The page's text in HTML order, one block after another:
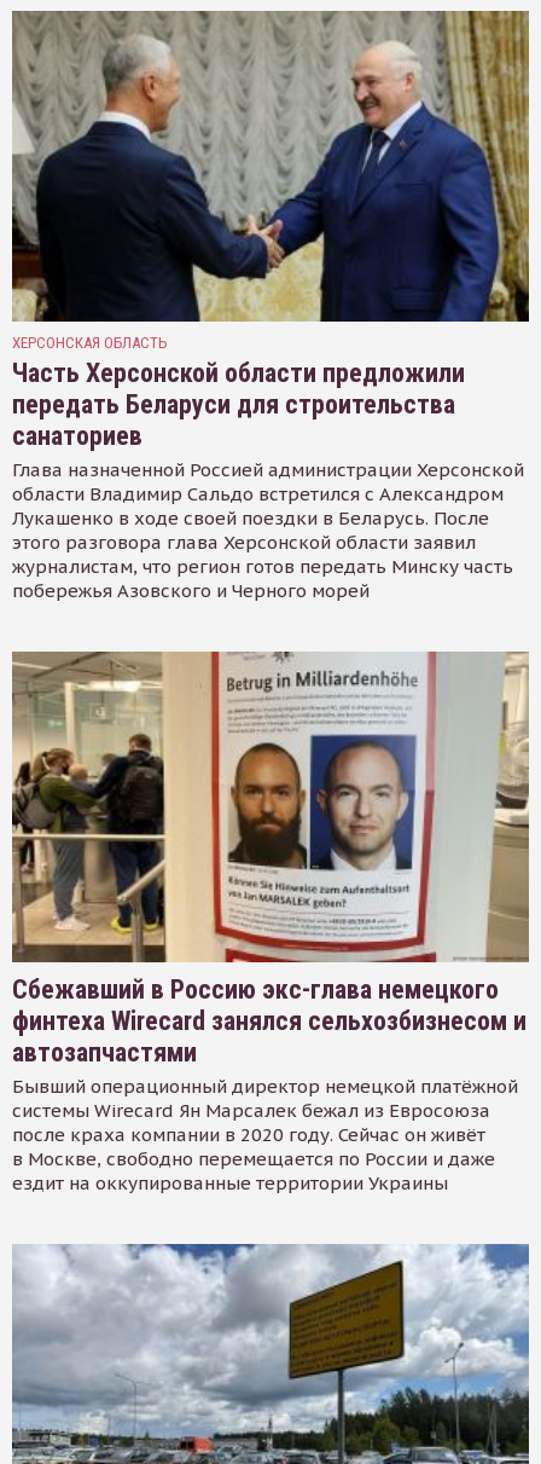
ХЕРСОНСКАЯ ОБЛАСТЬ
Часть Херсонской области предложили
передать Беларуси для строительства
санаториев
Глава назначенной Россией администрации Херсонской
области Владимир Сальдо встретился с Александром
Лукашенко в ходе своей поездки в Беларусь. После
этого разговора глава Херсонской области заявил
журналистам, что регион готов передать Минску часть
побережья Азовского и Черного морей
Сбежавший в Россию экс-глава немецкого
финтеха Wirecard занялся сельхозбизнесом и
автозапчастями
Бывший операционный директор немецкой платёжной
системы Wirecard Ян Марсалек бежал из Евросоюза
после краха компании в 2020 году. Сейчас он живёт
в Москве, свободно перемещается по России и даже
ездит на оккупированные территории Украины